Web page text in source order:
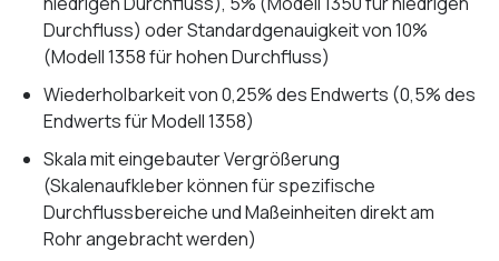
Durchfluss) oder Standardgenauigkeit von 10%
(Modell 1358 für hohen Durchfluss)
Wiederholbarkeit von 0,25% des Endwerts (0,5% des
Endwerts für Modell 1358)
Skala mit eingebauter Vergrößerung
(Skalenaufkleber können für spezifische
Durchflussbereiche und Maßeinheiten direkt am
Rohr angebracht werden)